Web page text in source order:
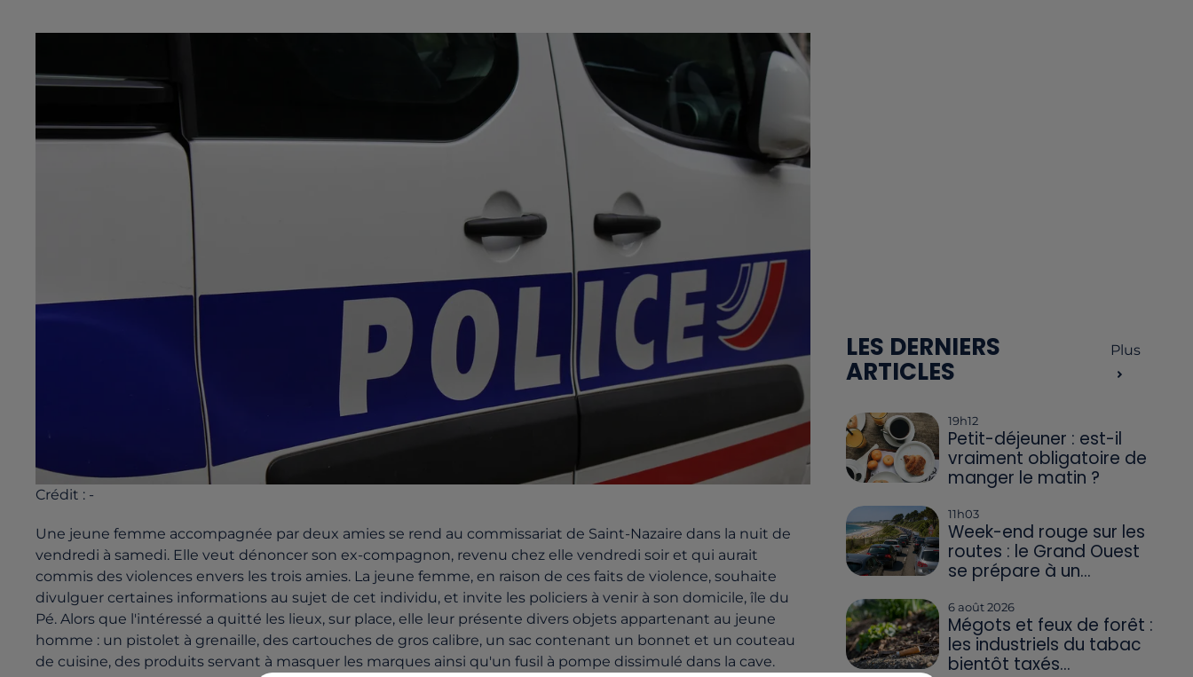
Crédit : -
Une jeune femme accompagnée par deux amies se rend au commissariat de Saint-Nazaire dans la nuit de
vendredi à samedi. Elle veut dénoncer son ex-compagnon, revenu chez elle vendredi soir et qui aurait
commis des violences envers les trois amies. La jeune femme, en raison de ces faits de violence, souhaite
divulguer certaines informations au sujet de cet individu, et invite les policiers à venir à son domicile, île du
Pé. Alors que l'intéressé a quitté les lieux, sur place, elle leur présente divers objets appartenant au jeune
homme : un pistolet à grenaille, des cartouches de gros calibre, un sac contenant un bonnet et un couteau
de cuisine, des produits servant à masquer les marques ainsi qu'un fusil à pompe dissimulé dans la cave.
LES DERNIERS
ARTICLES
Plus
19h12
Petit-déjeuner : est-il
vraiment obligatoire de
manger le matin ?
11h03
Week-end rouge sur les
routes : le Grand Ouest
se prépare à un...
6 août 2026
Mégots et feux de forêt :
les industriels du tabac
bientôt taxés...